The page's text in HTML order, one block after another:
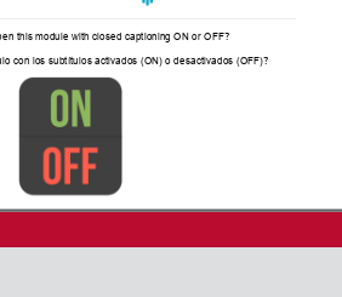
this module with closed captioning ON or OFF?
con los subtítulos activados (ON) o desactivados (OFF)?